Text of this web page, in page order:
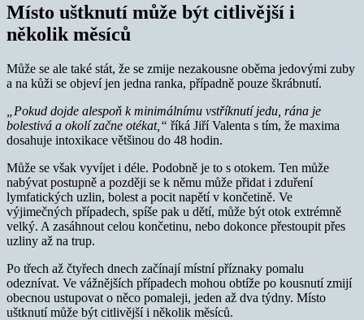
Místo uštknutí může být citlivější i
několik měsíců
Může se ale také stát, že se zmije nezakousne oběma jedovými zuby
a na kůži se objeví jen jedna ranka, případně pouze škrábnutí.
„Pokud dojde alespoň k minimálnímu vstříknutí jedu, rána je
bolestivá a okolí začne otékat,“ říká Jiří Valenta s tím, že maxima
dosahuje intoxikace většinou do 48 hodin.
Může se však vyvíjet i déle. Podobně je to s otokem. Ten může
nabývat postupně a později se k němu může přidat i zduření
lymfatických uzlin, bolest a pocit napětí v končetině. Ve
výjimečných případech, spíše pak u dětí, může být otok extrémně
velký. A zasáhnout celou končetinu, nebo dokonce přestoupit přes
uzliny až na trup.
Po třech až čtyřech dnech začínají místní příznaky pomalu
odeznívat. Ve vážnějších případech mohou obtíže po kousnutí zmijí
obecnou ustupovat o něco pomaleji, jeden až dva týdny. Místo
uštknutí může být citlivější i několik měsíců.